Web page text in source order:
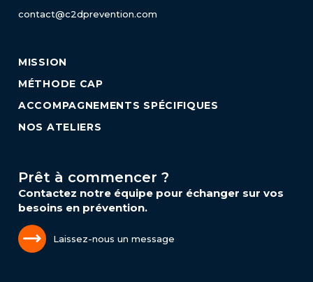
contact@c2dprevention.com
MISSION
MÉTHODE CAP
ACCOMPAGNEMENTS SPÉCIFIQUES
NOS ATELIERS
Prêt à commencer ?
Contactez notre équipe pour échanger sur vos
besoins en prévention.
Laissez-nous un message